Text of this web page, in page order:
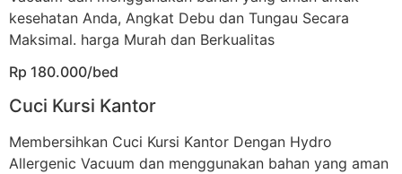
kesehatan Anda, Angkat Debu dan Tungau Secara
Maksimal. harga Murah dan Berkualitas
Rp 180.000/bed
Cuci Kursi Kantor
Membersihkan Cuci Kursi Kantor Dengan Hydro
Allergenic Vacuum dan menggunakan bahan yang aman